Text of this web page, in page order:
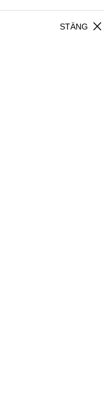
close
STÄNG